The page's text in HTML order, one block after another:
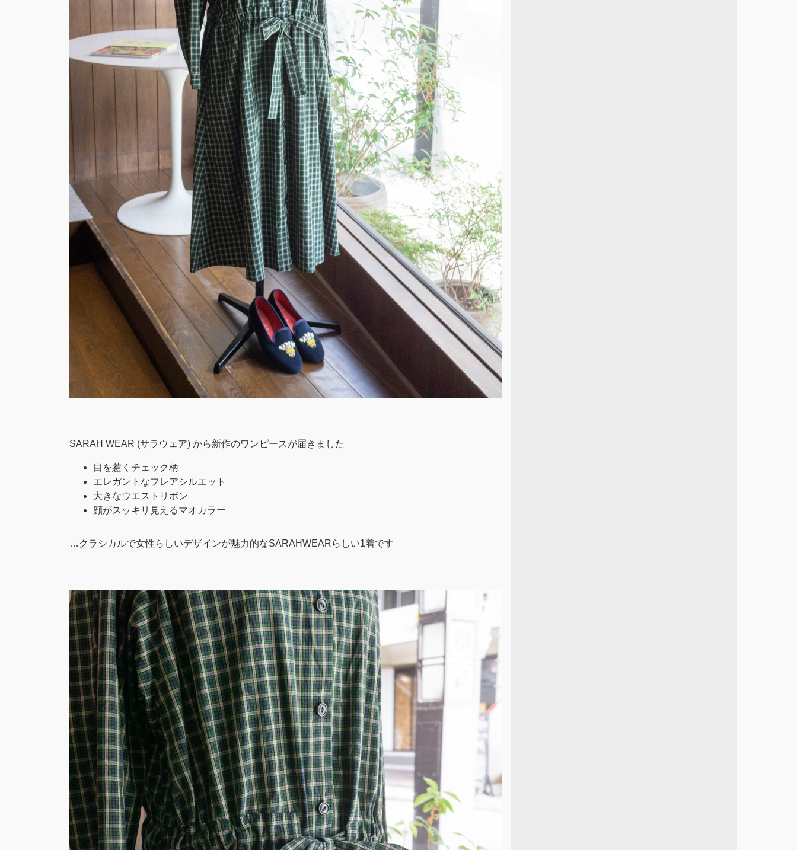
SARAH WEAR (サラウェア) から新作のワンピースが届きました
目を惹くチェック柄
エレガントなフレアシルエット
大きなウエストリボン
顔がスッキリ見えるマオカラー
…クラシカルで女性らしいデザインが魅力的なSARAHWEARらしい1着です